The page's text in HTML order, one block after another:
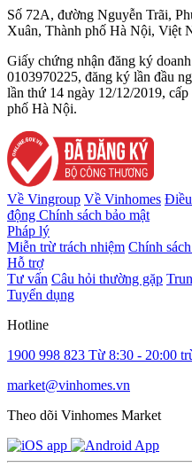
Số 72A, đường Nguyễn Trãi,
Xuân, Thành phố Hà Nội, Việt
Giấy chứng nhận đăng ký
0103970225, đăng ký lần đầu
lần thứ 14 ngày 12/12/2019,
phố Hà Nội.
Về Vingroup Về Vinhomes Điều
động Chính sách bảo mật
Pháp lý
Miễn trừ trách nhiệm Chính
Hỗ trợ
Tư vấn Câu hỏi thường gặp
Tuyển dụng
Hotline
1900 998 823 Từ 8:30 - 20:00
market@vinhomes.vn
Theo dõi Vinhomes Market